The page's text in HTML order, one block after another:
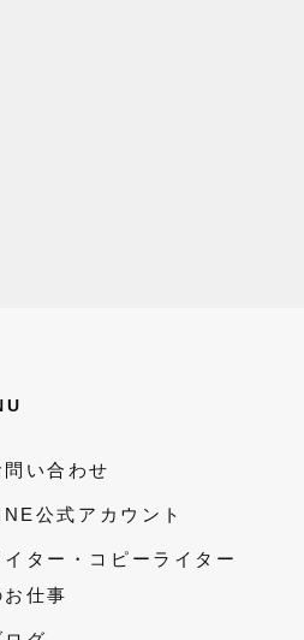
問い合わせ
公式アカウント
イター・コピーライター
お仕事